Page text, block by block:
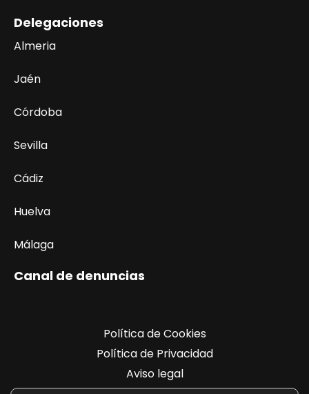
Delegaciones
Almeria
Jaén
Córdoba
Sevilla
Cádiz
Huelva
Málaga
Canal de denuncias
Política de Cookies
Política de Privacidad
Aviso legal